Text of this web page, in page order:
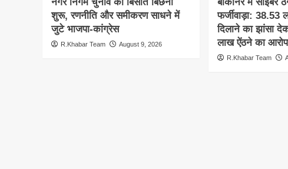
शुरू, रणनीति और समीकरण साधने में
जुटे भाजपा-कांग्रेस
R.Khabar Team August 9, 2026
फर्जीवाड़ा: 38.53
दिलाने का झांसा
लाख ऐंठने का आरोप
R.Khabar Team